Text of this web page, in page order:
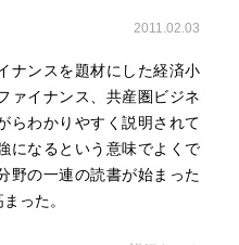
2011.02.03
ナンスを題材にした経済小
ァイナンス、共産圏ビジネ
らわかりやすく説明されて
になるという意味でよくで
野の一連の読書が始まった
った。